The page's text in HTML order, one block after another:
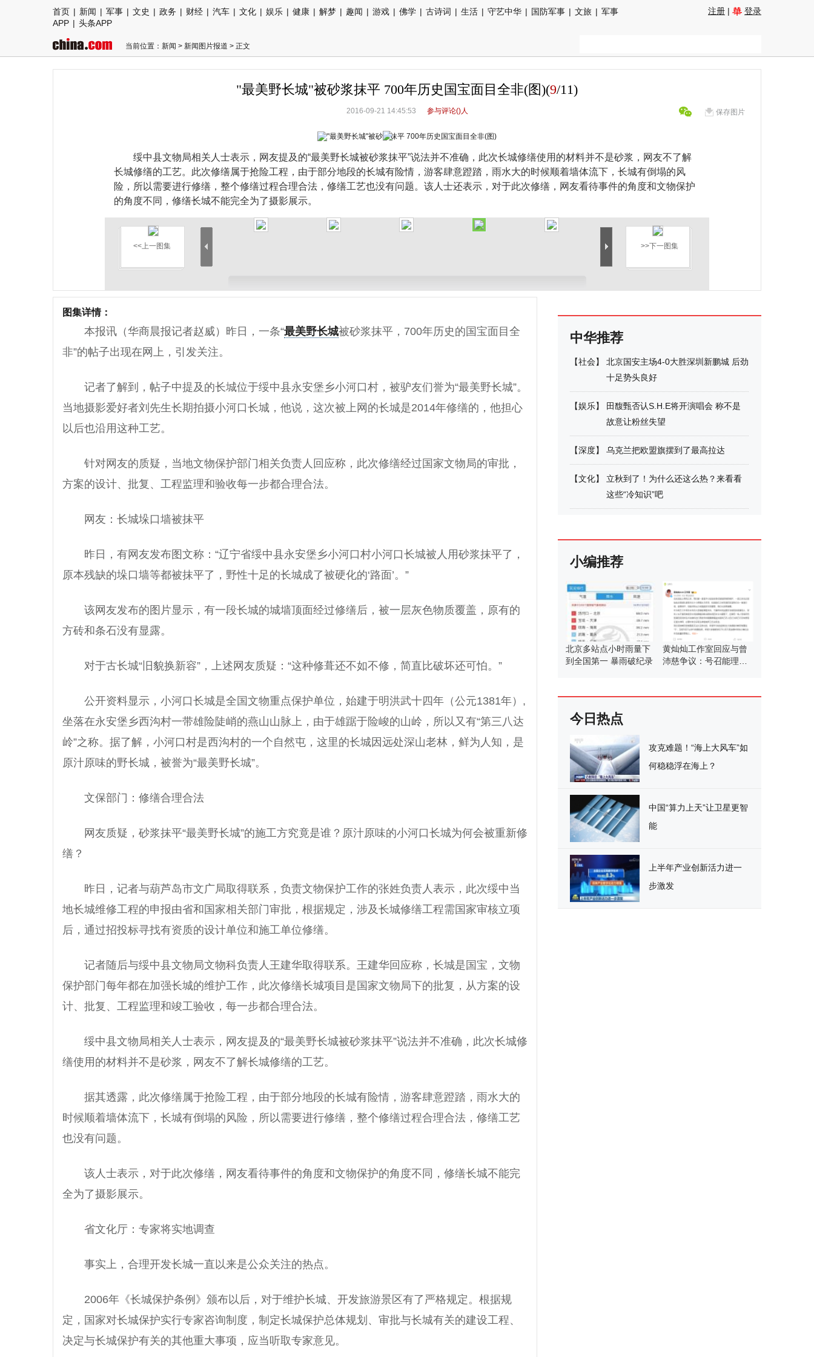
首页 | 新闻 | 军事 | 文史 | 政务 | 财经 | 汽车 | 文化 | 娱乐 | 健康 | 解梦 | 趣闻 | 游戏 | 佛学 | 古诗词 | 生活 | 守艺中华 | 国防军事 | 文旅 | 军事
APP | 头条APP
注册 | 登录
当前位置： 新闻 > 新闻图片报道 > 正文
"最美野长城"被砂浆抹平 700年历史国宝面目全非(图)(9/11)
保存图片
2016-09-21 14:45:53 参与评论()人
绥中县文物局相关人士表示，网友提及的“最美野长城被砂浆抹平”说法并不准确，此次长城修缮使用的材料并不是砂浆，网友不了解
长城修缮的工艺。此次修缮属于抢险工程，由于部分地段的长城有险情，游客肆意蹬踏，雨水大的时候顺着墙体流下，长城有倒塌的风
险，所以需要进行修缮，整个修缮过程合理合法，修缮工艺也没有问题。该人士还表示，对于此次修缮，网友看待事件的角度和文物保护
的角度不同，修缮长城不能完全为了摄影展示。
<<上一图集 >>下一图集
图集详情：
本报讯（华商晨报记者赵威）昨日，一条“最美野长城被砂浆抹平，700年历史的国宝面目全
非”的帖子出现在网上，引发关注。
记者了解到，帖子中提及的长城位于绥中县永安堡乡小河口村，被驴友们誉为“最美野长城”。
当地摄影爱好者刘先生长期拍摄小河口长城，他说，这次被上网的长城是2014年修缮的，他担心
以后也沿用这种工艺。
针对网友的质疑，当地文物保护部门相关负责人回应称，此次修缮经过国家文物局的审批，
方案的设计、批复、工程监理和验收每一步都合理合法。
网友：长城垛口墙被抹平
昨日，有网友发布图文称：“辽宁省绥中县永安堡乡小河口村小河口长城被人用砂浆抹平了，
原本残缺的垛口墙等都被抹平了，野性十足的长城成了被硬化的‘路面’。”
该网友发布的图片显示，有一段长城的城墙顶面经过修缮后，被一层灰色物质覆盖，原有的
方砖和条石没有显露。
对于古长城“旧貌换新容”，上述网友质疑：“这种修葺还不如不修，简直比破坏还可怕。”
公开资料显示，小河口长城是全国文物重点保护单位，始建于明洪武十四年（公元1381年）,
坐落在永安堡乡西沟村一带雄险陡峭的燕山山脉上，由于雄踞于险峻的山岭，所以又有“第三八达
岭”之称。据了解，小河口村是西沟村的一个自然屯，这里的长城因远处深山老林，鲜为人知，是
原汁原味的野长城，被誉为“最美野长城”。
文保部门：修缮合理合法
网友质疑，砂浆抹平“最美野长城”的施工方究竟是谁？原汁原味的小河口长城为何会被重新修
缮？
昨日，记者与葫芦岛市文广局取得联系，负责文物保护工作的张姓负责人表示，此次绥中当
地长城维修工程的申报由省和国家相关部门审批，根据规定，涉及长城修缮工程需国家审核立项
后，通过招投标寻找有资质的设计单位和施工单位修缮。
记者随后与绥中县文物局文物科负责人王建华取得联系。王建华回应称，长城是国宝，文物
保护部门每年都在加强长城的维护工作，此次修缮长城项目是国家文物局下的批复，从方案的设
计、批复、工程监理和竣工验收，每一步都合理合法。
绥中县文物局相关人士表示，网友提及的“最美野长城被砂浆抹平”说法并不准确，此次长城修
缮使用的材料并不是砂浆，网友不了解长城修缮的工艺。
据其透露，此次修缮属于抢险工程，由于部分地段的长城有险情，游客肆意蹬踏，雨水大的
时候顺着墙体流下，长城有倒塌的风险，所以需要进行修缮，整个修缮过程合理合法，修缮工艺
也没有问题。
该人士表示，对于此次修缮，网友看待事件的角度和文物保护的角度不同，修缮长城不能完
全为了摄影展示。
省文化厅：专家将实地调查
事实上，合理开发长城一直以来是公众关注的热点。
2006年《长城保护条例》颁布以后，对于维护长城、开发旅游景区有了严格规定。根据规
定，国家对长城保护实行专家咨询制度，制定长城保护总体规划、审批与长城有关的建设工程、
决定与长城保护有关的其他重大事项，应当听取专家意见。
中华推荐
【社会】
北京国安主场4-0大胜深圳新鹏城 后劲
十足势头良好
【娱乐】
田馥甄否认S.H.E将开演唱会 称不是
故意让粉丝失望
【深度】 乌克兰把欧盟旗摆到了最高拉达
【文化】
立秋到了！为什么还这么热？来看看
这些“冷知识”吧
小编推荐
北京多站点小时雨量下
到全国第一 暴雨破纪录
黄灿灿工作室回应与曾
沛慈争议：号召能理智
今日热点
攻克难题！“海上大风车”如
何稳稳浮在海上？
中国“算力上天”让卫星更智
能
上半年产业创新活力进一
步激发